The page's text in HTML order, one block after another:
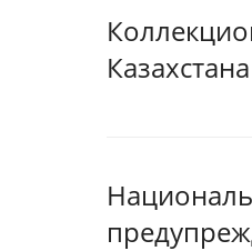
Казахстана